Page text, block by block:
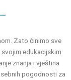
Zato činimo sve
edukacijskim
znanja i vještina
pogodnosti za